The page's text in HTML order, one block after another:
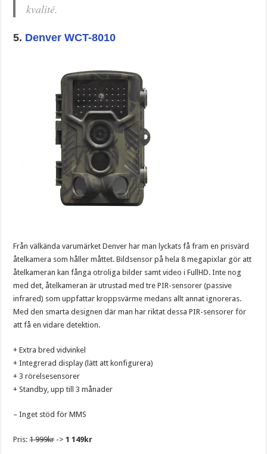
kvalité.
5. Denver WCT-8010
Från välkända varumärket Denver har man lyckats få fram en prisvärd
åtelkamera som håller måttet. Bildsensor på hela 8 megapixlar gör att
åtelkameran kan fånga otroliga bilder samt video i FullHD. Inte nog
med det, åtelkameran är utrustad med tre PIR-sensorer (passive
infrared) som uppfattar kroppsvärme medans allt annat ignoreras.
Med den smarta designen där man har riktat dessa PIR-sensorer för
att få en vidare detektion.
+ Extra bred vidvinkel
+ Integrerad display (lätt att konfigurera)
+ 3 rörelsesensorer
+ Standby, upp till 3 månader
–Inget stöd för MMS
Pris:1 999kr->1 149kr